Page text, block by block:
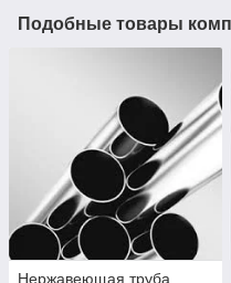
Подобные товары
Нержавеющая труба